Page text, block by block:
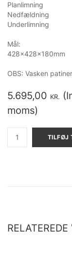
Planlimning
Nedfældning
Underlimning
Mål:
428x428x180mm
OBS: Vasken
5.695,00 KR.
moms)
Messing
TILFØJ
RELATEREDE